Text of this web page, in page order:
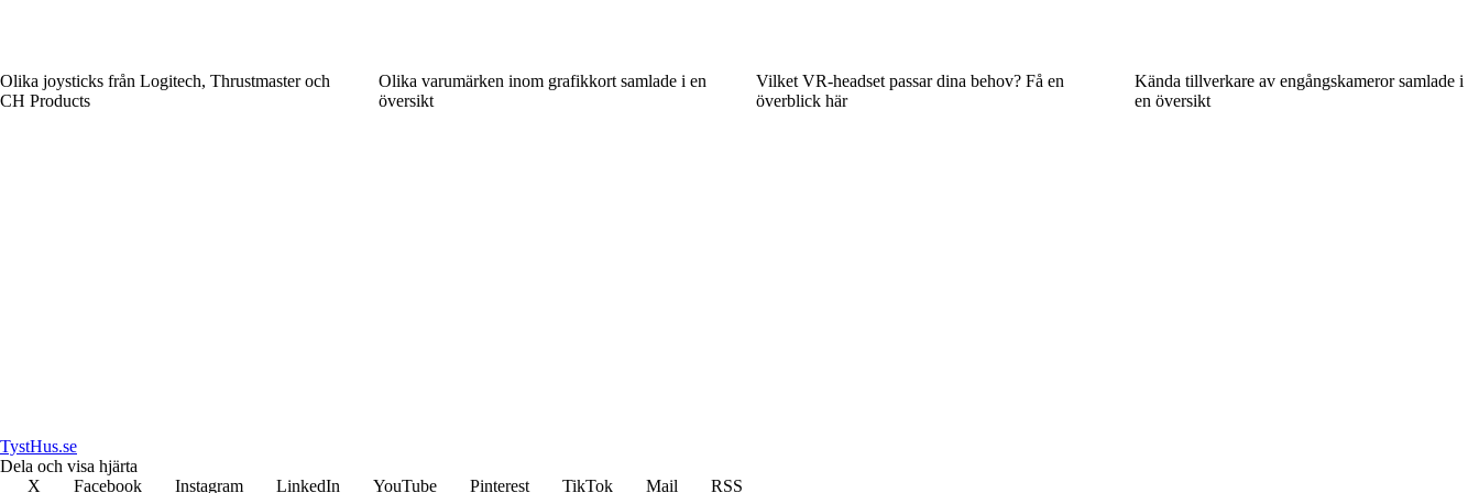
Olika joysticks från Logitech, Thrustmaster och
CH Products
Olika varumärken inom grafikkort samlade i en
översikt
Vilket VR-headset passar dina behov? Få en
överblick här
Kända tillverkare av engångskameror samlade i
en översikt
TystHus.se
Dela och visa hjärta
X
Facebook Instagram LinkedIn YouTube Pinterest TikTok Mail RSS